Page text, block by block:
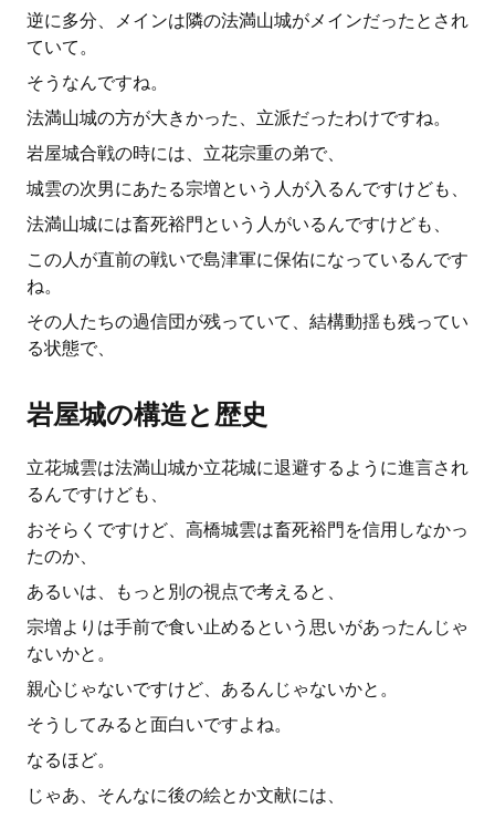
逆に多分、メインは隣の法満山城がメインだったとされ
ていて。
そうなんですね。
法満山城の方が大きかった、立派だったわけですね。
岩屋城合戦の時には、立花宗重の弟で、
城雲の次男にあたる宗増という人が入るんですけども、
法満山城には畜死裕門という人がいるんですけども、
この人が直前の戦いで島津軍に保佑になっているんです
ね。
その人たちの過信団が残っていて、結構動揺も残ってい
る状態で、
岩屋城の構造と歴史
立花城雲は法満山城か立花城に退避するように進言され
るんですけども、
おそらくですけど、高橋城雲は畜死裕門を信用しなかっ
たのか、
あるいは、もっと別の視点で考えると、
宗増よりは手前で食い止めるという思いがあったんじゃ
ないかと。
親心じゃないですけど、あるんじゃないかと。
そうしてみると面白いですよね。
なるほど。
じゃあ、そんなに後の絵とか文献には、